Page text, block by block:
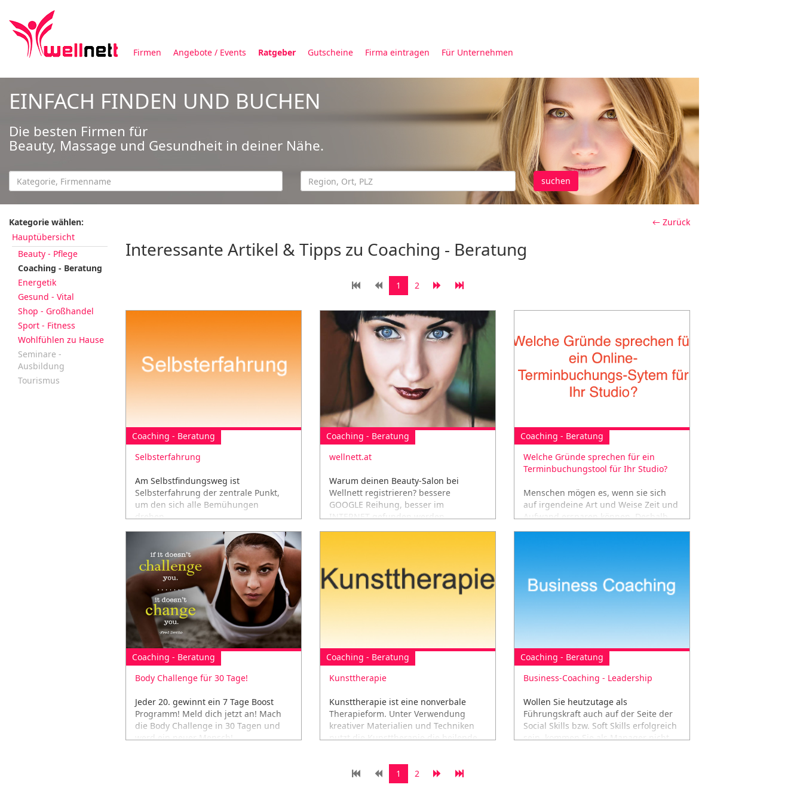
Firmen Angebote / Events Ratgeber Gutscheine Firma eintragen Für Unternehmen
EINFACH FINDEN UND BUCHEN
Die besten Firmen für
Beauty, Massage und Gesundheit in deiner Nähe.
suchen
Kategorie wählen:
Hauptübersicht
Beauty - Pflege
Coaching - Beratung
Energetik
Gesund - Vital
Shop - Großhandel
Sport - Fitness
Wohlfühlen zu Hause
Seminare -
Ausbildung
Tourismus
← Zurück
Interessante Artikel & Tipps zu Coaching - Beratung
1 2
Coaching - Beratung
Selbsterfahrung
Am Selbstfindungsweg ist
Selbsterfahrung der zentrale Punkt,
um den sich alle Bemühungen
drehen...
Coaching - Beratung
wellnett.at
Warum deinen Beauty-Salon bei
Wellnett registrieren? bessere
GOOGLE Reihung, besser im
INTERNET gefunden werden,
Buchungen OHNE versteckte Kosten,
Coaching - Beratung
Welche Gründe sprechen für ein
Terminbuchungstool für Ihr Studio?
Menschen mögen es, wenn sie sich
auf irgendeine Art und Weise Zeit und
Aufwand ersparen können. Deshalb
buchen wir ein Hotel, leihen ein Auto
Coaching - Beratung
Body Challenge für 30 Tage!
Jeder 20. gewinnt ein 7 Tage Boost
Programm! Meld dich jetzt an! Mach
die Body Challenge in 30 Tagen und
werd ein neuer Mensch!
Coaching - Beratung
Kunsttherapie
Kunsttherapie ist eine nonverbale
Therapieform. Unter Verwendung
kreativer Materialien und Techniken
nutzt die Kunsttherapie die heilende
Coaching - Beratung
Business-Coaching - Leadership
Wollen Sie heutzutage als
Führungskraft auch auf der Seite der
Social Skills bzw. Soft Skills erfolgreich
sein, kommen Sie als Manager nicht
1 2